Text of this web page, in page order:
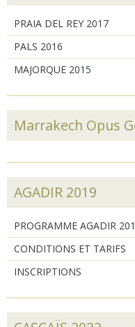
PRAIA DEL REY 2017
PALS 2016
MAJORQUE 2015
Marrakech Opus
AGADIR 2019
PROGRAMME AGADIR
CONDITIONS ET TARIFS
INSCRIPTIONS